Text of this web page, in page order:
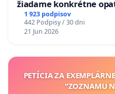
žiadame konkrétne
situácie v školstve
1 923 podpisov
442 Podpisy / 30 dni
21 Jun 2026
PETÍCIA ZA
"ZOZNAMU